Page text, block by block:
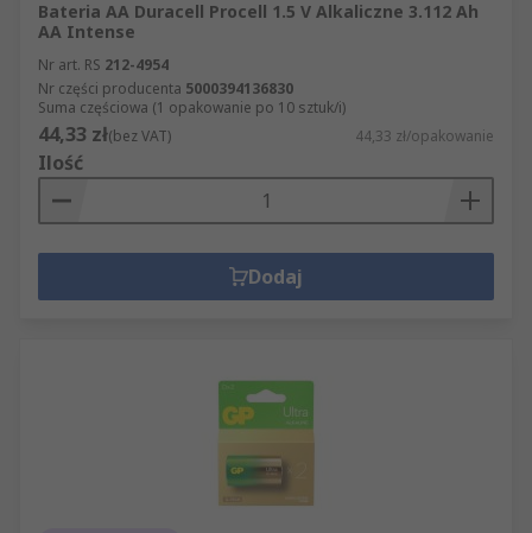
Bateria AA Duracell Procell 1.5 V Alkaliczne 3.112 Ah
AA Intense
Nr art. RS 212-4954
Nr części producenta 5000394136830
Suma częściowa (1 opakowanie po 10 sztuk/i)
44,33 zł(bez VAT) 44,33 zł/opakowanie
Ilość
Dodaj